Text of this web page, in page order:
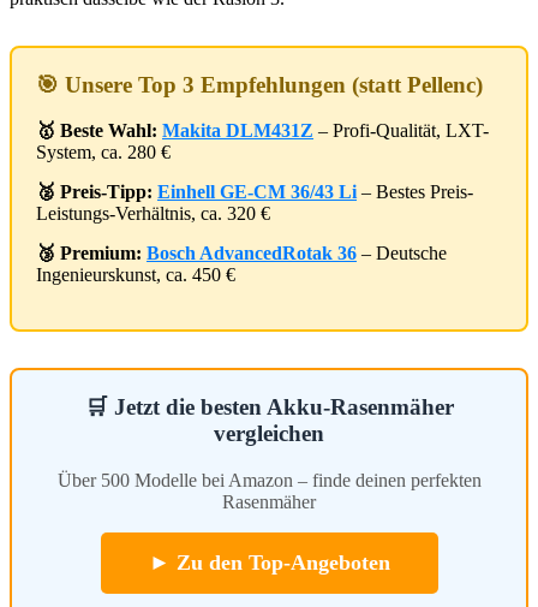
🎯 Unsere Top 3 Empfehlungen (statt Pellenc)
🥇 Beste Wahl: Makita DLM431Z – Profi-Qualität, LXT-
System, ca. 280 €
🥈 Preis-Tipp: Einhell GE-CM 36/43 Li – Bestes Preis-
Leistungs-Verhältnis, ca. 320 €
🥉 Premium: Bosch AdvancedRotak 36 – Deutsche
Ingenieurskunst, ca. 450 €
🛒 Jetzt die besten Akku-Rasenmäher
vergleichen
Über 500 Modelle bei Amazon – finde deinen perfekten
Rasenmäher
► Zu den Top-Angeboten